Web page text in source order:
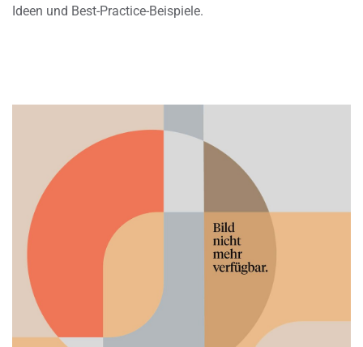
Ideen und Best-Practice-Beispiele.